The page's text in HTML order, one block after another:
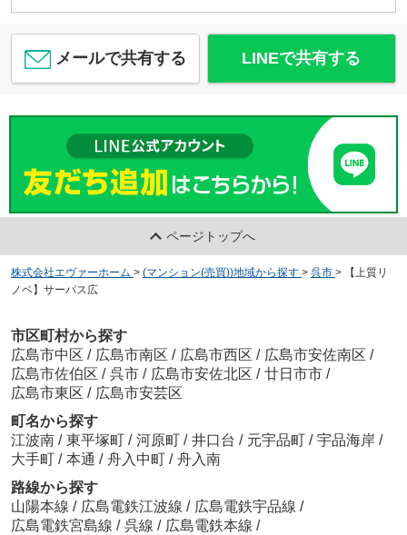
メールで共有する LINEで共有する
ページトップへ
株式会社エヴァーホーム > (マンション(売買))地域から探す > 呉市 >
【上質リ
ノベ】サーパス広
市区町村から探す
広島市中区 / 広島市南区 / 広島市西区 / 広島市安佐南区 /
広島市佐伯区 / 呉市 / 広島市安佐北区 / 廿日市市 /
広島市東区 / 広島市安芸区
町名から探す
江波南 / 東平塚町 / 河原町 / 井口台 / 元宇品町 / 宇品海岸 /
大手町 / 本通 / 舟入中町 / 舟入南
路線から探す
山陽本線 / 広島電鉄江波線 / 広島電鉄宇品線 /
広島電鉄宮島線 / 呉線 / 広島電鉄本線 /